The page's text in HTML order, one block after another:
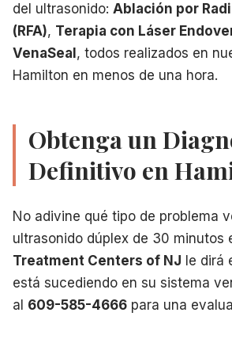
del ultrasonido: Ablación por
(RFA), Terapia con Láser
VenaSeal , todos realizados en
Hamilton en menos de una hora.
Obtenga un
Definitivo en
No adivine qué tipo de problema
ultrasonido dúplex de 30 minutos
Treatment Centers of NJ le dirá
está sucediendo en su sistema
al 609-585-4666 para una